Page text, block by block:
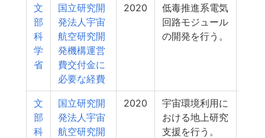
文
部
科
学
省
国立研究開
発法人宇宙
航空研究開
発機構運営
費交付金に
必要な経費
2020
低毒推進系電気
回路モジュール
の開発を行う。
文
部
科
国立研究開
発法人宇宙
航空研究開
2020
宇宙環境利用に
おける地上研究
支援を行う。